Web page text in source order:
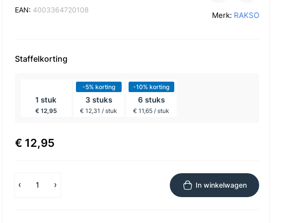
EAN: 4003364720108
Merk: RAKSO
Staffelkorting
1 stuk
€ 12,95
-5% korting
3 stuks
€ 12,31 / stuk
-10% korting
6 stuks
€ 11,65 / stuk
€ 12,95
In winkelwagen